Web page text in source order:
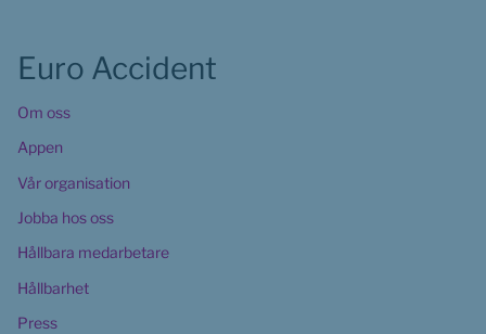
Euro Accident
Om oss
Appen
Vår organisation
Jobba hos oss
Hållbara medarbetare
Hållbarhet
Press